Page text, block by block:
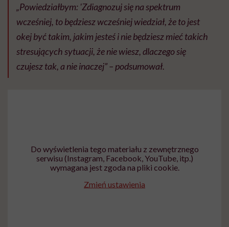
„Powiedziałbym: 'Zdiagnozuj się na spektrum
wcześniej, to będziesz wcześniej wiedział, że to jest
okej być takim, jakim jesteś i nie będziesz mieć takich
stresujących sytuacji, że nie wiesz, dlaczego się
czujesz tak, a nie inaczej” – podsumował.
Do wyświetlenia tego materiału z zewnętrznego
serwisu (Instagram, Facebook, YouTube, itp.)
wymagana jest zgoda na pliki cookie.
Zmień ustawienia